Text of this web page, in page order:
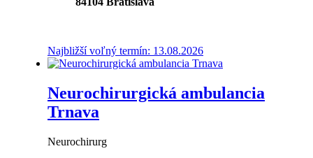
Najbližší voľný termín: 13.08.2026
Neurochirurgická ambulancia
Trnava
Neurochirurg